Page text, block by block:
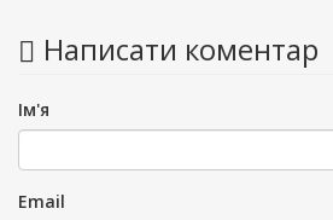
Написати коментар
Ім'я
Email